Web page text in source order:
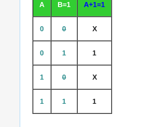
A B=1 A+1=1
0 0 X
0 1 1
1 0 X
1 1 1